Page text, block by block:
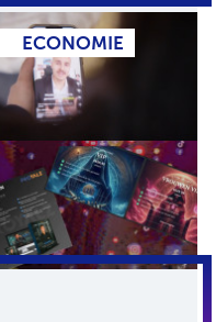
ECONOMIE